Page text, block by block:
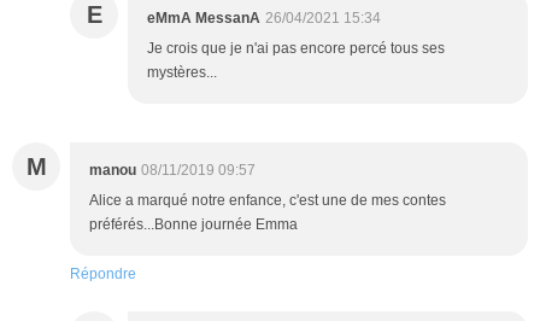
E eMmA MessanA 26/04/2021 15:34
Je crois que je n'ai pas encore percé tous ses
mystères...
M manou 08/11/2019 09:57
Alice a marqué notre enfance, c'est une de mes contes
préférés...Bonne journée Emma
Répondre